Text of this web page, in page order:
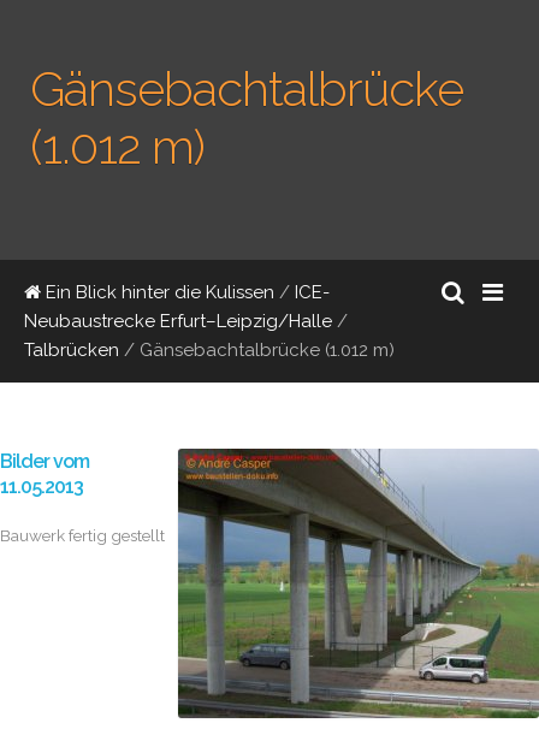
Gänsebachtalbrücke
(1.012 m)
Ein Blick hinter die Kulissen / ICE-
Neubaustrecke Erfurt–Leipzig/Halle /
Talbrücken / Gänsebachtalbrücke (1.012 m)
Bilder vom
11.05.2013
Bauwerk fertig gestellt